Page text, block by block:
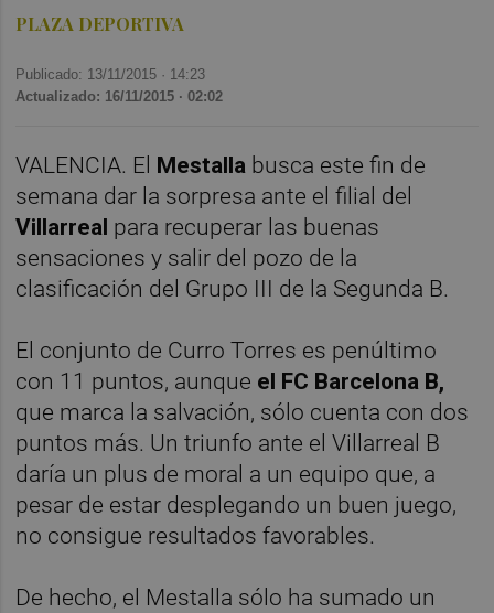
PLAZA DEPORTIVA
Publicado: 13/11/2015 · 14:23
Actualizado: 16/11/2015 · 02:02
VALENCIA. El Mestalla busca este fin de
semana dar la sorpresa ante el filial del
Villarreal para recuperar las buenas
sensaciones y salir del pozo de la
clasificación del Grupo III de la Segunda B.
El conjunto de Curro Torres es penúltimo
con 11 puntos, aunque el FC Barcelona B,
que marca la salvación, sólo cuenta con dos
puntos más. Un triunfo ante el Villarreal B
daría un plus de moral a un equipo que, a
pesar de estar desplegando un buen juego,
no consigue resultados favorables.
De hecho, el Mestalla sólo ha sumado un